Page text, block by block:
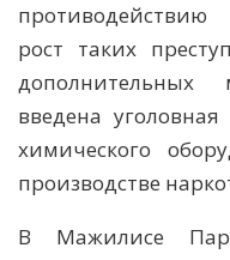
рост таких
введена уголовная
химического
производстве
В Мажилисе